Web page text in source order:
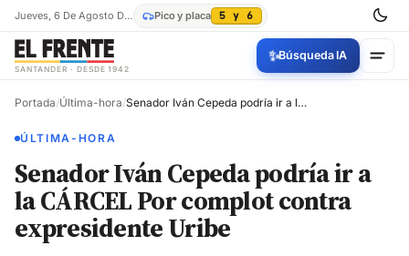
Jueves, 6 De Agosto De 2026 Pico y placa 5 y 6
SANTANDER · DESDE 1942
✨Búsqueda IA
Portada/Última-hora/ Senador Iván Cepeda podría ir a la CÁRCEL Por complot contra expresidente Uribe
ÚLTIMA-HORA
Senador Iván Cepeda podría ir a
la CÁRCEL Por complot contra
expresidente Uribe